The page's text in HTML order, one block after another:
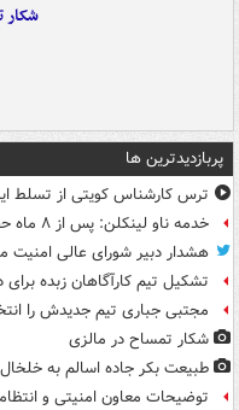
شکار
پربازدیدترین ها
ترس کارشناس کویتی از تسلط
خدمه ناو لینکلن: پس از ۸ ماه حضور در دریا خسته و درمانده‌ شدیم
هشدار دبیر شورای عالی امنیت
تشکیل تیم کارآگاهان زبده
مجتبی جباری تیم جدیدش را
شکار تمساح در مالزی
طبیعت بکر جاده اسالم به خلخال
توضیحات معاون امنیتی و